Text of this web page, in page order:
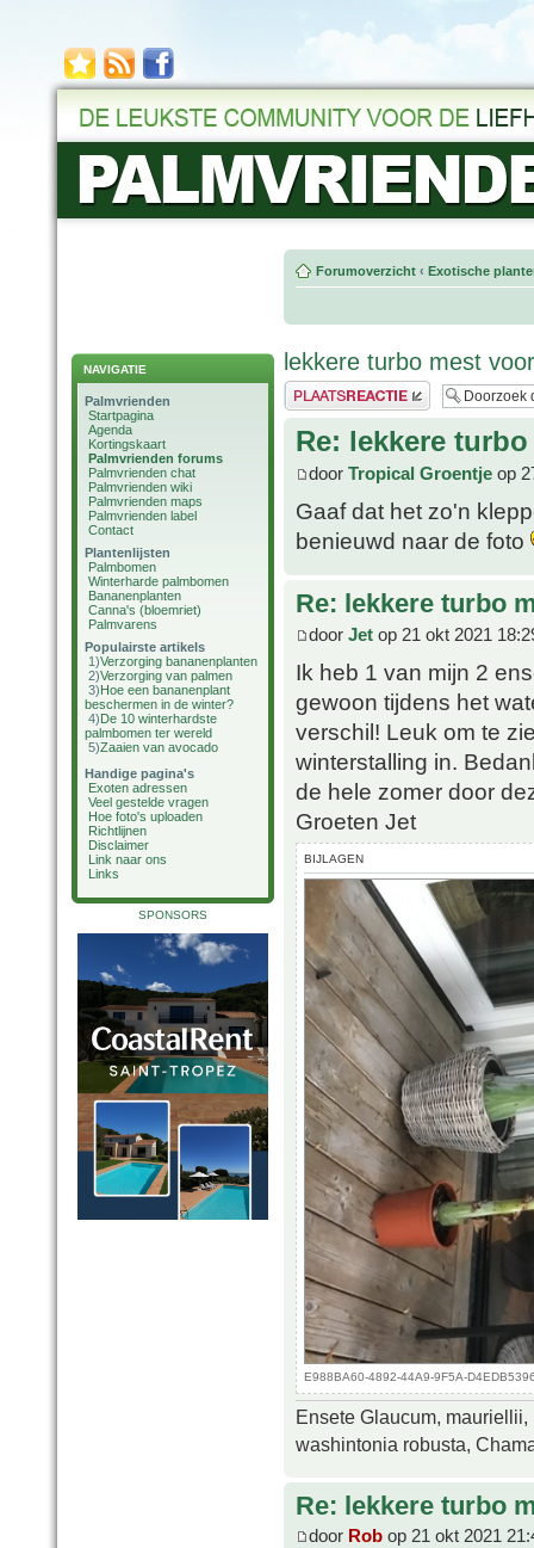
NAVIGATIE
Palmvrienden
Startpagina
Agenda
Kortingskaart
Palmvrienden forums
Palmvrienden chat
Palmvrienden wiki
Palmvrienden maps
Palmvrienden label
Contact
Plantenlijsten
Palmbomen
Winterharde palmbomen
Bananenplanten
Canna's (bloemriet)
Palmvarens
Populairste artikels
1)Verzorging bananenplanten
2)Verzorging van palmen
3)Hoe een bananenplant
beschermen in de winter?
4)De 10 winterhardste
palmbomen ter wereld
5)Zaaien van avocado
Handige pagina's
Exoten adressen
Veel gestelde vragen
Hoe foto's uploaden
Richtlijnen
Disclaimer
Link naar ons
Links
SPONSORS
Forumoverzicht ‹ Exotische
lekkere turbo mest
Plaats een reactie
Re: lekkere
door Tropical Groentje op
Gaaf dat het zo'n
benieuwd naar de foto
Re: lekkere turbo
door Jet op 21 okt 2021
Ik heb 1 van mijn 2
gewoon tijdens het
verschil! Leuk om te
winterstalling in.
de hele zomer door
Groeten Jet
BIJLAGEN
E988BA60-4892-44A9-9F5A-
Ensete Glaucum,
washintonia robusta,
Re: lekkere turbo
door Rob op 21 okt 2021